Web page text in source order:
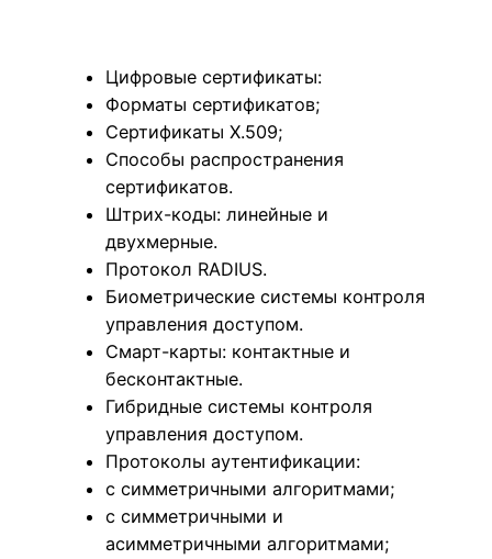
Цифровые сертификаты:
Форматы сертификатов;
Сертификаты X.509;
Способы распространения
сертификатов.
Штрих-коды: линейные и
двухмерные.
Протокол RADIUS.
Биометрические системы контроля
управления доступом.
Смарт-карты: контактные и
бесконтактные.
Гибридные системы контроля
управления доступом.
Протоколы аутентификации:
с симметричными алгоритмами;
с симметричными и
асимметричными алгоритмами;